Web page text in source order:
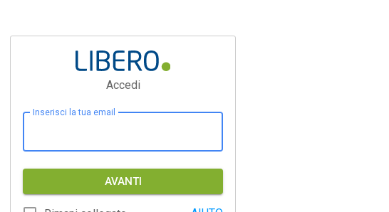
Accedi
Inserisci la tua email
AVANTI